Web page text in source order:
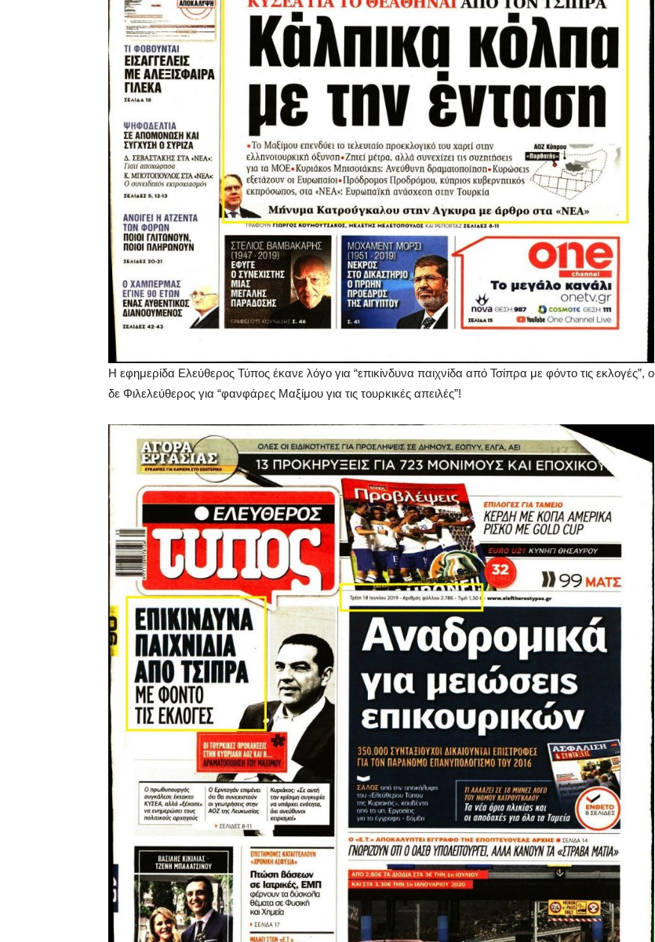
Η εφημερίδα Ελεύθερος Τύπος έκανε λόγο για “επικίνδυνα παιχνίδα από Τσίπρα με φόντο τις εκλογές”, ο
δε Φιλελεύθερος για “φανφάρες Μαξίμου για τις τουρκικές απειλές”!